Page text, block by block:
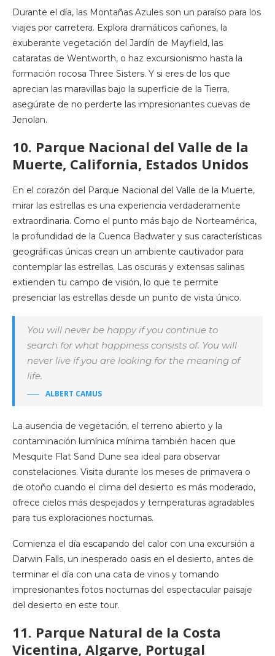
Durante el día, las Montañas Azules son un paraíso para los
viajes por carretera. Explora dramáticos cañones, la
exuberante vegetación del Jardín de Mayfield, las
cataratas de Wentworth, o haz excursionismo hasta la
formación rocosa Three Sisters. Y si eres de los que
aprecian las maravillas bajo la superficie de la Tierra,
asegúrate de no perderte las impresionantes cuevas de
Jenolan.
10. Parque Nacional del Valle de la
Muerte, California, Estados Unidos
En el corazón del Parque Nacional del Valle de la Muerte,
mirar las estrellas es una experiencia verdaderamente
extraordinaria. Como el punto más bajo de Norteamérica,
la profundidad de la Cuenca Badwater y sus características
geográficas únicas crean un ambiente cautivador para
contemplar las estrellas. Las oscuras y extensas salinas
extienden tu campo de visión, lo que te permite
presenciar las estrellas desde un punto de vista único.
You will never be happy if you continue to
search for what happiness consists of. You will
never live if you are looking for the meaning of
life.
ALBERT CAMUS
La ausencia de vegetación, el terreno abierto y la
contaminación lumínica mínima también hacen que
Mesquite Flat Sand Dune sea ideal para observar
constelaciones. Visita durante los meses de primavera o
de otoño cuando el clima del desierto es más moderado,
ofrece cielos más despejados y temperaturas agradables
para tus exploraciones nocturnas.
Comienza el día escapando del calor con una excursión a
Darwin Falls, un inesperado oasis en el desierto, antes de
terminar el día con una cata de vinos y tomando
impresionantes fotos nocturnas del espectacular paisaje
del desierto en este tour.
11. Parque Natural de la Costa
Vicentina, Algarve, Portugal